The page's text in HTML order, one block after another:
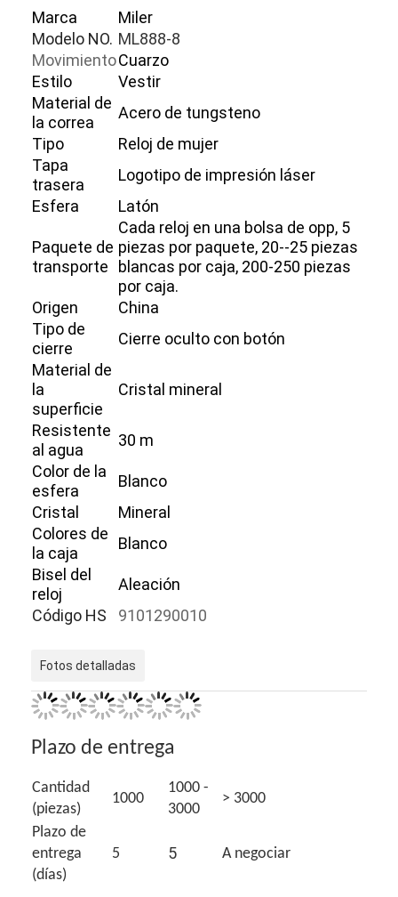
Inicio
Productos
Sobre nosotros
Visita a la fábrica
Control de calidad
Marca
Miler
Modelo NO. ML888-8
MovimientoCuarzo
Estilo
Vestir
Material de
la correa
Acero de tungsteno
Tipo
Reloj de mujer
Tapa
trasera
Logotipo de impresión láser
Esfera
Latón
Paquete de
transporte
Cada reloj en una bolsa de opp, 5
piezas por paquete, 20--25 piezas
blancas por caja, 200-250 piezas
por caja.
Origen
China
Tipo de
cierre
Cierre oculto con botón
Material de
la
superficie
Cristal mineral
Resistente
al agua
30 m
Color de la
esfera
Blanco
Cristal
Mineral
Colores de
la caja
Blanco
Bisel del
reloj
Aleación
Código HS
9101290010
Fotos detalladas
Plazo de entrega
Cantidad
(piezas)
1000
1000 -
3000
> 3000
Plazo de
entrega
(días)
5 5 A negociar